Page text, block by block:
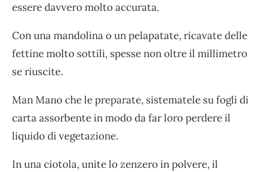
essere davvero molto accurata.
Con una mandolina o un pelapatate, ricavate delle
fettine molto sottili, spesse non oltre il millimetro
se riuscite.
Man Mano che le preparate, sistematele su fogli di
carta assorbente in modo da far loro perdere il
liquido di vegetazione.
In una ciotola, unite lo zenzero in polvere, il